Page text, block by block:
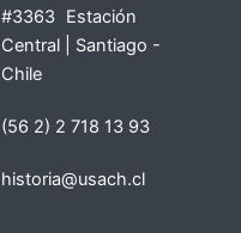
#3363 Estación
Central | Santiago -
Chile
(56 2) 2 718 13 93
historia@usach.cl